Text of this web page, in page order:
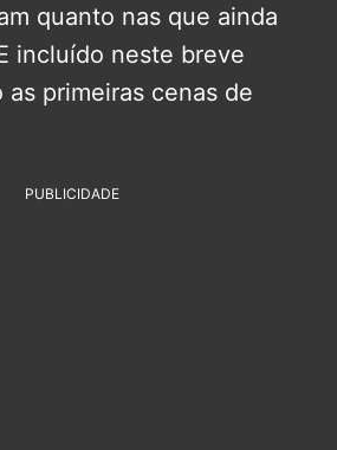
quanto nas que ainda
incluído neste breve
as primeiras cenas de
PUBLICIDADE